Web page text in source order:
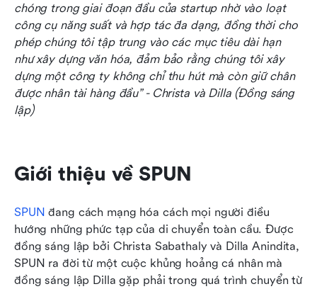
chóng trong giai đoạn đầu của startup nhờ vào loạt
công cụ năng suất và hợp tác đa dạng, đồng thời cho
phép chúng tôi tập trung vào các mục tiêu dài hạn
như xây dựng văn hóa, đảm bảo rằng chúng tôi xây
dựng một công ty không chỉ thu hút mà còn giữ chân
được nhân tài hàng đầu” - Christa và Dilla (Đồng sáng
lập)
Giới thiệu về SPUN
SPUN đang cách mạng hóa cách mọi người điều
hướng những phức tạp của di chuyển toàn cầu. Được
đồng sáng lập bởi Christa Sabathaly và Dilla Anindita,
SPUN ra đời từ một cuộc khủng hoảng cá nhân mà
đồng sáng lập Dilla gặp phải trong quá trình chuyển từ